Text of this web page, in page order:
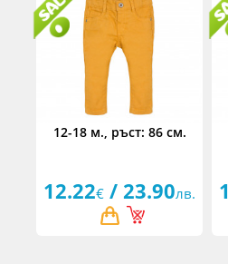
12-18 м., ръст: 86 см.
12.22€ / 23.90лв.